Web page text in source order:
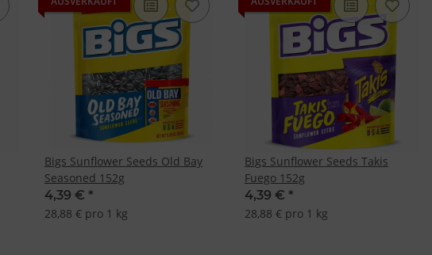
Bigs Sunflower Seeds Old Bay
Seasoned 152g
4,39 € *
28,88 € pro 1 kg
Bigs Sunflower Seeds Takis
Fuego 152g
4,39 € *
28,88 € pro 1 kg